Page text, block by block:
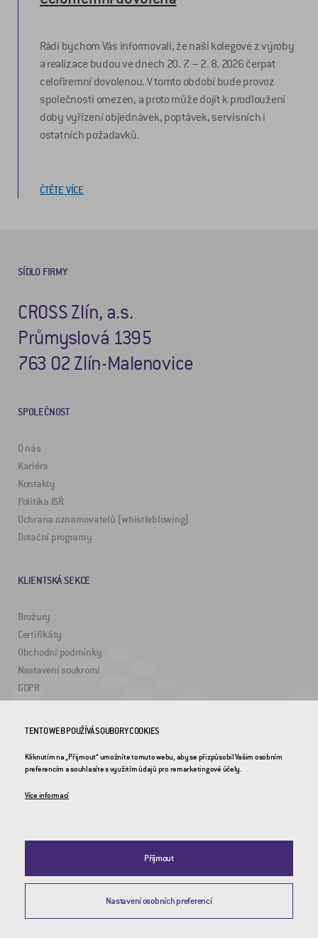
Rádi bychom Vás informovali, že naši kolegové z výroby
a realizace budou ve dnech 20. 7. – 2. 8. 2026 čerpat
celofiremní dovolenou. V tomto období bude provoz
společnosti omezen, a proto může dojít k prodloužení
doby vyřízení objednávek, poptávek, servisních i
ostatních požadavků.
ČTĚTE VÍCE
SÍDLO FIRMY
CROSS Zlín, a.s.
Průmyslová 1395
763 02 Zlín-Malenovice
SPOLEČNOST
O nás
Kariéra
Kontakty
Politika ISŘ
Ochrana oznamovatelů (whistleblowing)
Dotační programy
KLIENTSKÁ SEKCE
Brožury
Certifikáty
Obchodní podmínky
Nastavení soukromí
GDPR
ZAJÍMAVÉ ODKAZY
2DRoad
TENTO WEB POUŽÍVÁ SOUBORY COOKIES
Kliknutím na „Přijmout“ umožníte tomuto webu, aby se přizpůsobil Vašim osobním
preferencím a souhlasíte s využitím údajů pro remarketingové účely.
Více informací
Přijmout
Nastavení osobních preferencí